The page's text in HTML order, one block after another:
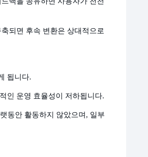
되면 후속 변환은 상대적으로
됩니다.
인 운영 효율성이 저하됩니다.
동안 활동하지 않았으며, 일부